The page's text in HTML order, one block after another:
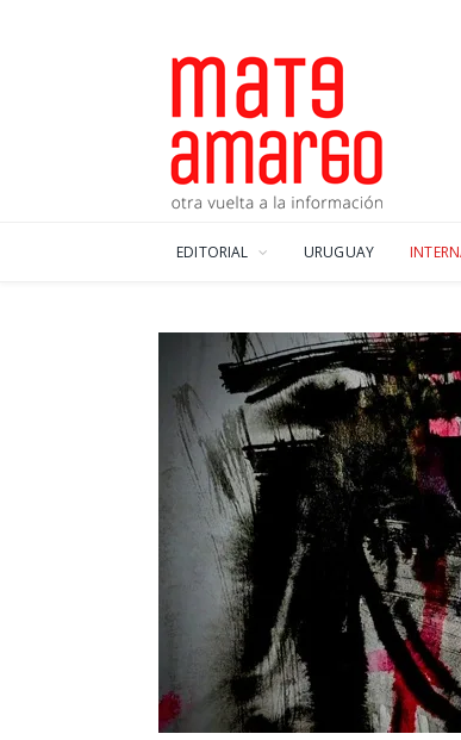
EDITORIAL URUGUAY